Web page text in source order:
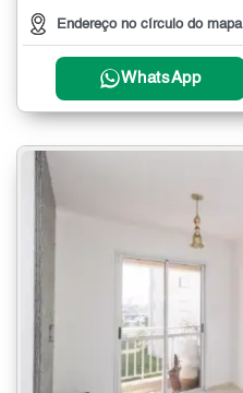
Endereço no círculo do mapa
WhatsApp